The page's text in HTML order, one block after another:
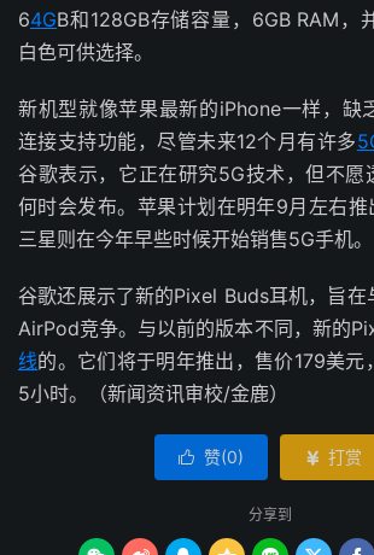
64GB和128GB存储容量，6GB RAM，
白色可供选择。
新机型就像苹果最新的iPhone一样，缺
连接支持功能，尽管未来12个月有许多
谷歌表示，它正在研究5G技术，但不愿
何时会发布。苹果计划在明年9月左右
三星则在今年早些时候开始销售5G手机。
谷歌还展示了新的Pixel Buds耳机，旨在
AirPod竞争。与以前的版本不同，新的
线的。它们将于明年推出，售价179美元
5小时。（新闻资讯审校/金鹿）
 赞(0)  打赏
分享到